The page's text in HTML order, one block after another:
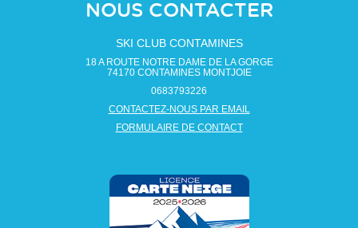
NOUS CONTACTER
SKI CLUB CONTAMINES
18 A ROUTE NOTRE DAME DE LA GORGE
74170 CONTAMINES MONTJOIE
0683793226
CONTACTEZ-NOUS PAR EMAIL
FORMULAIRE DE CONTACT